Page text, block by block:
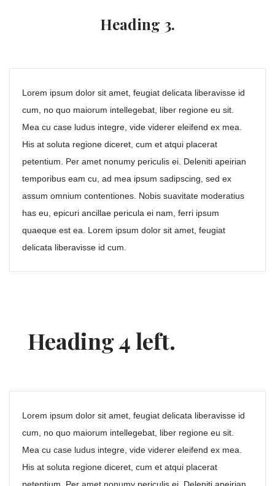
Heading 3.
Lorem ipsum dolor sit amet, feugiat delicata liberavisse id
cum, no quo maiorum intellegebat, liber regione eu sit.
Mea cu case ludus integre, vide viderer eleifend ex mea.
His at soluta regione diceret, cum et atqui placerat
petentium. Per amet nonumy periculis ei. Deleniti apeirian
temporibus eam cu, ad mea ipsum sadipscing, sed ex
assum omnium contentiones. Nobis suavitate moderatius
has eu, epicuri ancillae pericula ei nam, ferri ipsum
quaeque est ea. Lorem ipsum dolor sit amet, feugiat
delicata liberavisse id cum.
Heading 4 left.
Lorem ipsum dolor sit amet, feugiat delicata liberavisse id
cum, no quo maiorum intellegebat, liber regione eu sit.
Mea cu case ludus integre, vide viderer eleifend ex mea.
His at soluta regione diceret, cum et atqui placerat